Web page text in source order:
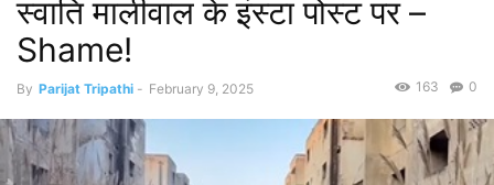
स्वाति मालीवाल के इंस्टा पोस्ट पर –
Shame!
By Parijat Tripathi - February 9, 2025 0
163